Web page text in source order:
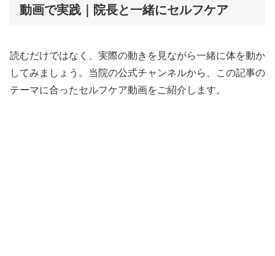
動画で実践｜院長と一緒にセルフケア
読むだけではなく、実際の動きを見ながら一緒に体を動か
してみましょう。当院の公式チャンネルから、この記事の
テーマに合ったセルフケア動画をご紹介します。